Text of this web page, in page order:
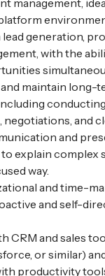
management,
generation,
with the
maintain long-
negotiations, and
and
explain complex
way.
and time-
and self-
CRM and sales
or similar)
productivity